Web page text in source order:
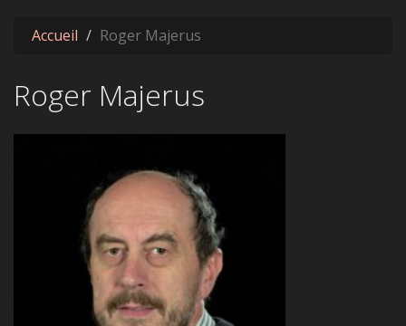
Accueil Roger Majerus
Roger Majerus